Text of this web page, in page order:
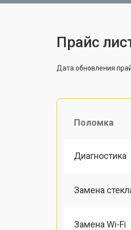
Прайс
Дата обновления
Поломка
Диагностика
Замена
Замена Wi-Fi